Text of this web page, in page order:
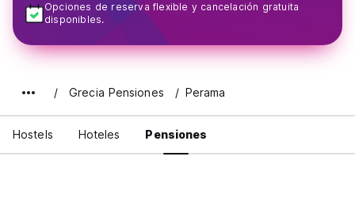
Opciones de reserva flexible y cancelación gratuita
disponibles.
Grecia Pensiones Perama
Hostels Hoteles Pensiones